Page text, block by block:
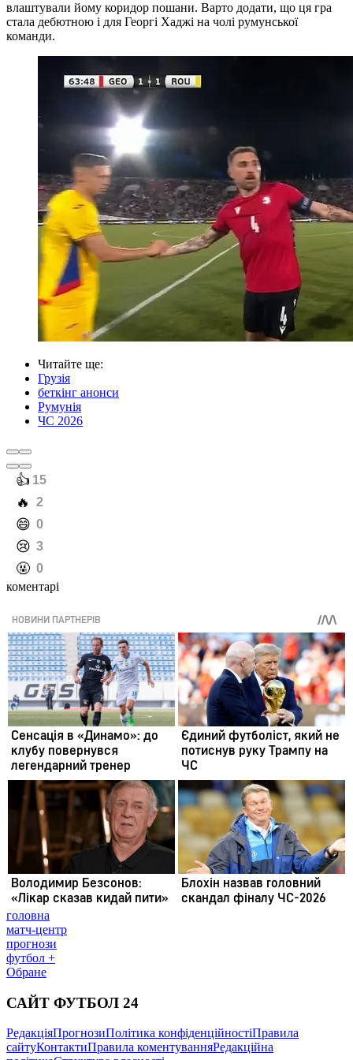
влаштували йому коридор пошани. Варто додати, що ця гра
стала дебютною і для Георгі Хаджі на чолі румунської
команди.
Читайте ще:
Грузія
беткінг анонси
Румунія
ЧС 2026
️👍 15
️🔥 2
️😄 0
️😢 3
️🤬 0
коментарі
головна
матч-центр
прогнози
футбол +
Обране
САЙТ ФУТБОЛ 24
РедакціяПрогнозиПолітика конфіденційностіПравила
сайтуКонтактиПравила коментуванняРедакційна